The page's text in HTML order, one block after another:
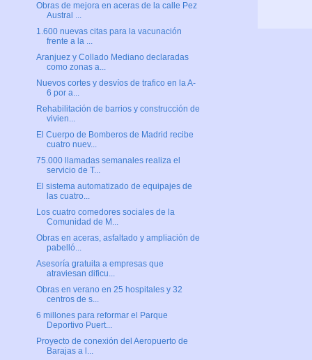
Obras de mejora en aceras de la calle Pez
Austral ...
1.600 nuevas citas para la vacunación
frente a la ...
Aranjuez y Collado Mediano declaradas
como zonas a...
Nuevos cortes y desvíos de trafico en la A-
6 por a...
Rehabilitación de barrios y construcción de
vivien...
El Cuerpo de Bomberos de Madrid recibe
cuatro nuev...
75.000 llamadas semanales realiza el
servicio de T...
El sistema automatizado de equipajes de
las cuatro...
Los cuatro comedores sociales de la
Comunidad de M...
Obras en aceras, asfaltado y ampliación de
pabelló...
Asesoría gratuita a empresas que
atraviesan dificu...
Obras en verano en 25 hospitales y 32
centros de s...
6 millones para reformar el Parque
Deportivo Puert...
Proyecto de conexión del Aeropuerto de
Barajas a l...